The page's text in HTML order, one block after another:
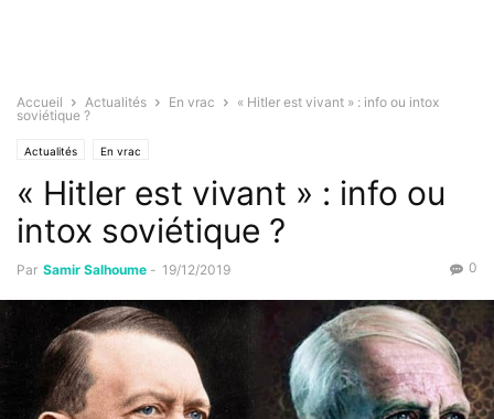
Accueil Actualités En vrac
« Hitler est vivant » : info ou intox
soviétique ?
Actualités En vrac
« Hitler est vivant » : info ou
intox soviétique ?
Par Samir Salhoume - 19/12/2019 0